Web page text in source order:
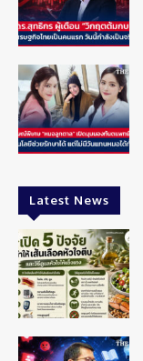
Latest News